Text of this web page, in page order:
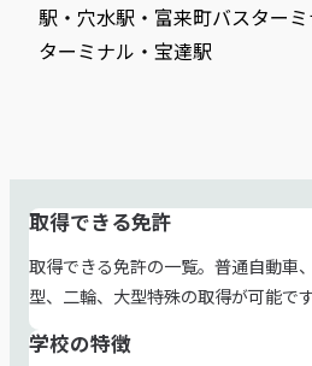
駅・穴水駅・富来町バスター
ターミナル・宝達駅
関
連
ペ
取得できる免許
取得できる免許の一覧。普通自動車
型、二輪、大型特殊の取得が可能です
学校の特徴